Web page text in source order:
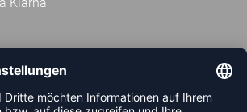
DEN KOSTENLOSEN
NEWSLETTER UND VERPASSE KEINE